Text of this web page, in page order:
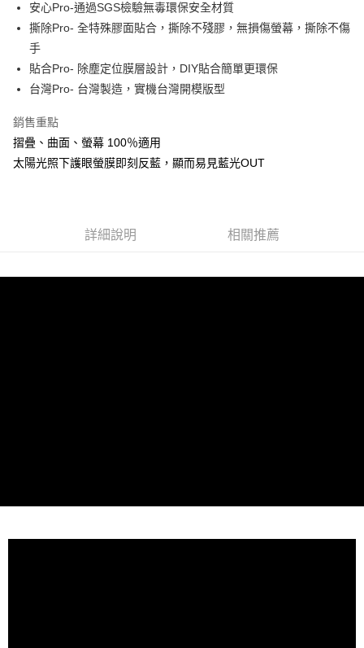
全盈+PAY
運送方式
7-11取貨付款
安心Pro-通過SGS檢驗無毒環保安全材質
撕除Pro- 全特殊膠面貼合，撕除不殘膠，無損傷螢幕，撕除不傷
手
貼合Pro- 除塵定位膜層設計，DIY貼合簡單更環保
台灣Pro- 台灣製造，實機台灣開模版型
銷售重點
摺疊、曲面、螢幕 100％適用
太陽光照下護眼螢膜即刻反藍，顯而易見藍光OUT
詳細說明 相關推薦